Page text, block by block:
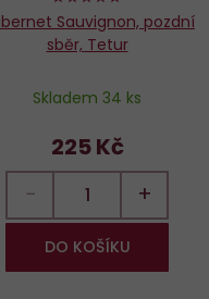
Sauvignon, pozdní
sběr, Tetur
Skladem 34 ks
225 Kč
− +
DO KOŠÍKU